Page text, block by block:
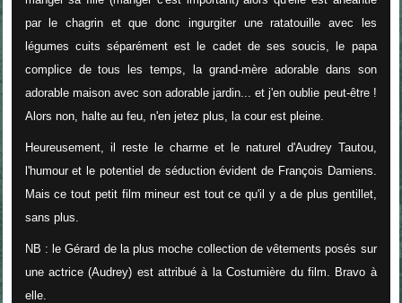
par le chagrin et que donc ingurgiter une ratatouille avec les
légumes cuits séparément est le cadet de ses soucis, le papa
complice de tous les temps, la grand-mère adorable dans son
adorable maison avec son adorable jardin... et j'en oublie peut-être !
Alors non, halte au feu, n'en jetez plus, la cour est pleine.
Heureusement, il reste le charme et le naturel d'Audrey Tautou,
l'humour et le potentiel de séduction évident de François Damiens.
Mais ce tout petit film mineur est tout ce qu'il y a de plus gentillet,
sans plus.
NB : le Gérard de la plus moche collection de vêtements posés sur
une actrice (Audrey) est attribué à la Costumière du film. Bravo à
elle.